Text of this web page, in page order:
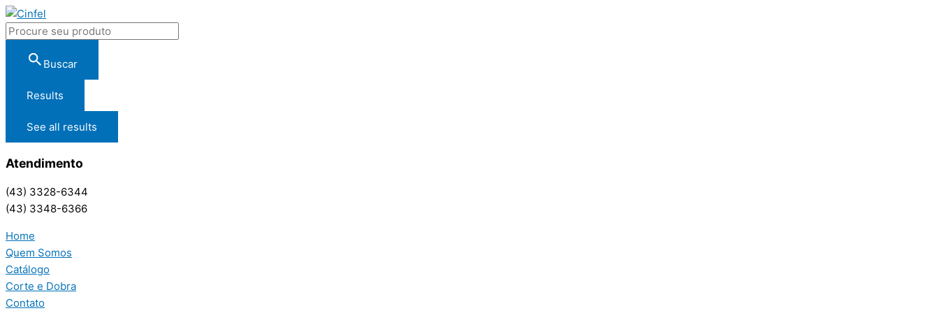
Buscar
Results
See all results
Atendimento
(43) 3328-6344
(43) 3348-6366
Home
Quem Somos
Catálogo
Corte e Dobra
Contato